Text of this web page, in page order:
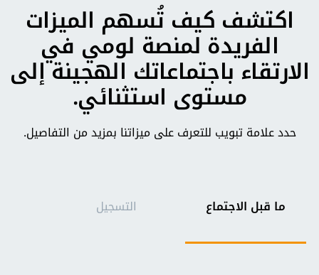
اكتشف كيف تُسهم الميزات
الفريدة لمنصة لومي في
الارتقاء باجتماعاتك الهجينة إلى
مستوى استثنائي.
حدد علامة تبويب للتعرف على ميزاتنا بمزيد من التفاصيل.
ما قبل الاجتماع التسجيل